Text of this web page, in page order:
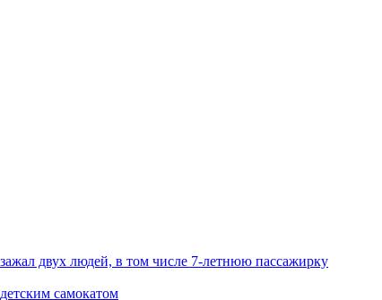
двух людей, в том числе 7-летнюю пассажирку
самокатом